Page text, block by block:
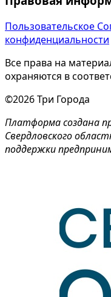
Пользовательское
конфиденциальности
Все права на
охраняются в
©2026 Три Города
Платформа создана
Свердловского
поддержки